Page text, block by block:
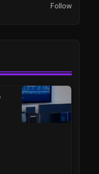
Follow